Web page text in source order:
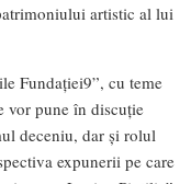
artistic al lui
Fundației9”, cu teme
vor pune în discuție
deceniu, dar și rolul
expunerii pe care